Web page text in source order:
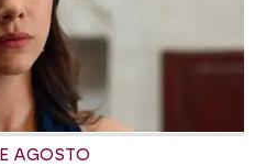
AGOSTO